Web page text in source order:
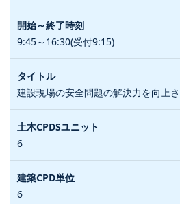
9:45～16:30(受付9:15)
建設現場の安全問題の解決力を向上
6
6